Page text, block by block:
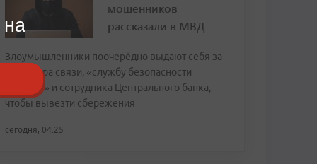
мошенников
рассказали в МВД
Злоумышленники поочерёдно выдают себя за
оператора связи, «службу безопасности
Госуслуг» и сотрудника Центрального банка,
чтобы вывезти сбережения
сегодня, 04:25